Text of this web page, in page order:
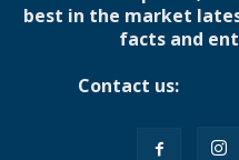
best in the market
facts and
Contact us: